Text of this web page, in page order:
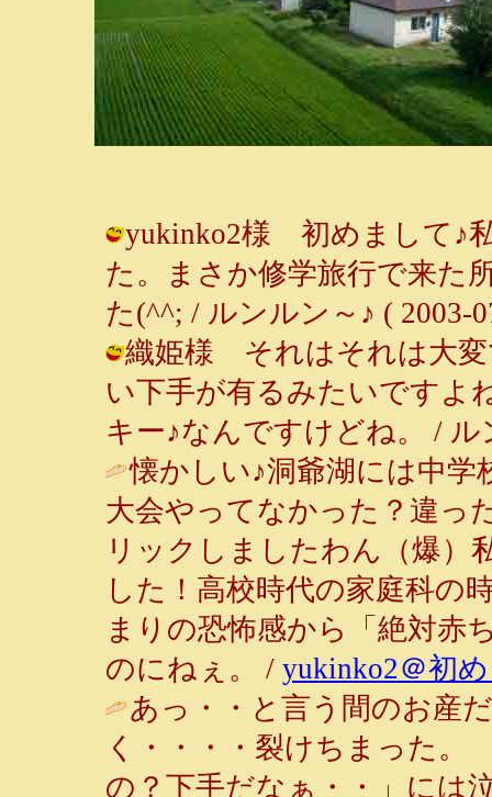
yukinko2様 初めまして♪
た。まさか修学旅行で来た
た(^^; / ルンルン～♪ ( 2003-
織姫様 それはそれは大変
い下手が有るみたいですよ
キー♪なんですけどね。 / ル
懐かしい♪洞爺湖には中学
大会やってなかった？違っ
リックしましたわん（爆）
した！高校時代の家庭科の
まりの恐怖感から「絶対赤
のにねぇ。 / yukinko2＠初
あっ・・と言う間のお産
く・・・・裂けちまった
の？下手だなぁ・・」には